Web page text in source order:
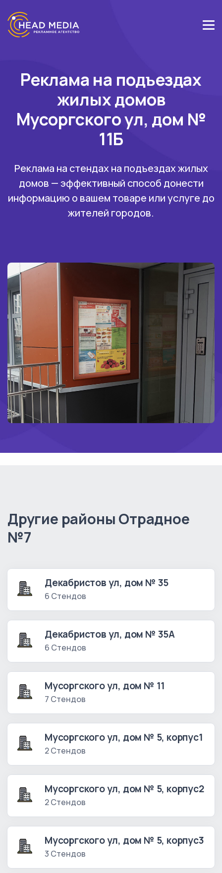
Реклама на подъездах
жилых домов
Мусоргского ул, дом №
11Б
Реклама на стендах на подъездах жилых
домов — эффективный способ донести
информацию о вашем товаре или услуге до
жителей городов.
Другие районы Отрадное
№7
Декабристов ул, дом № 35
6 Стендов
Декабристов ул, дом № 35А
6 Стендов
Мусоргского ул, дом № 11
7 Стендов
Мусоргского ул, дом № 5, корпус1
2 Стендов
Мусоргского ул, дом № 5, корпус2
2 Стендов
Мусоргского ул, дом № 5, корпус3
3 Стендов